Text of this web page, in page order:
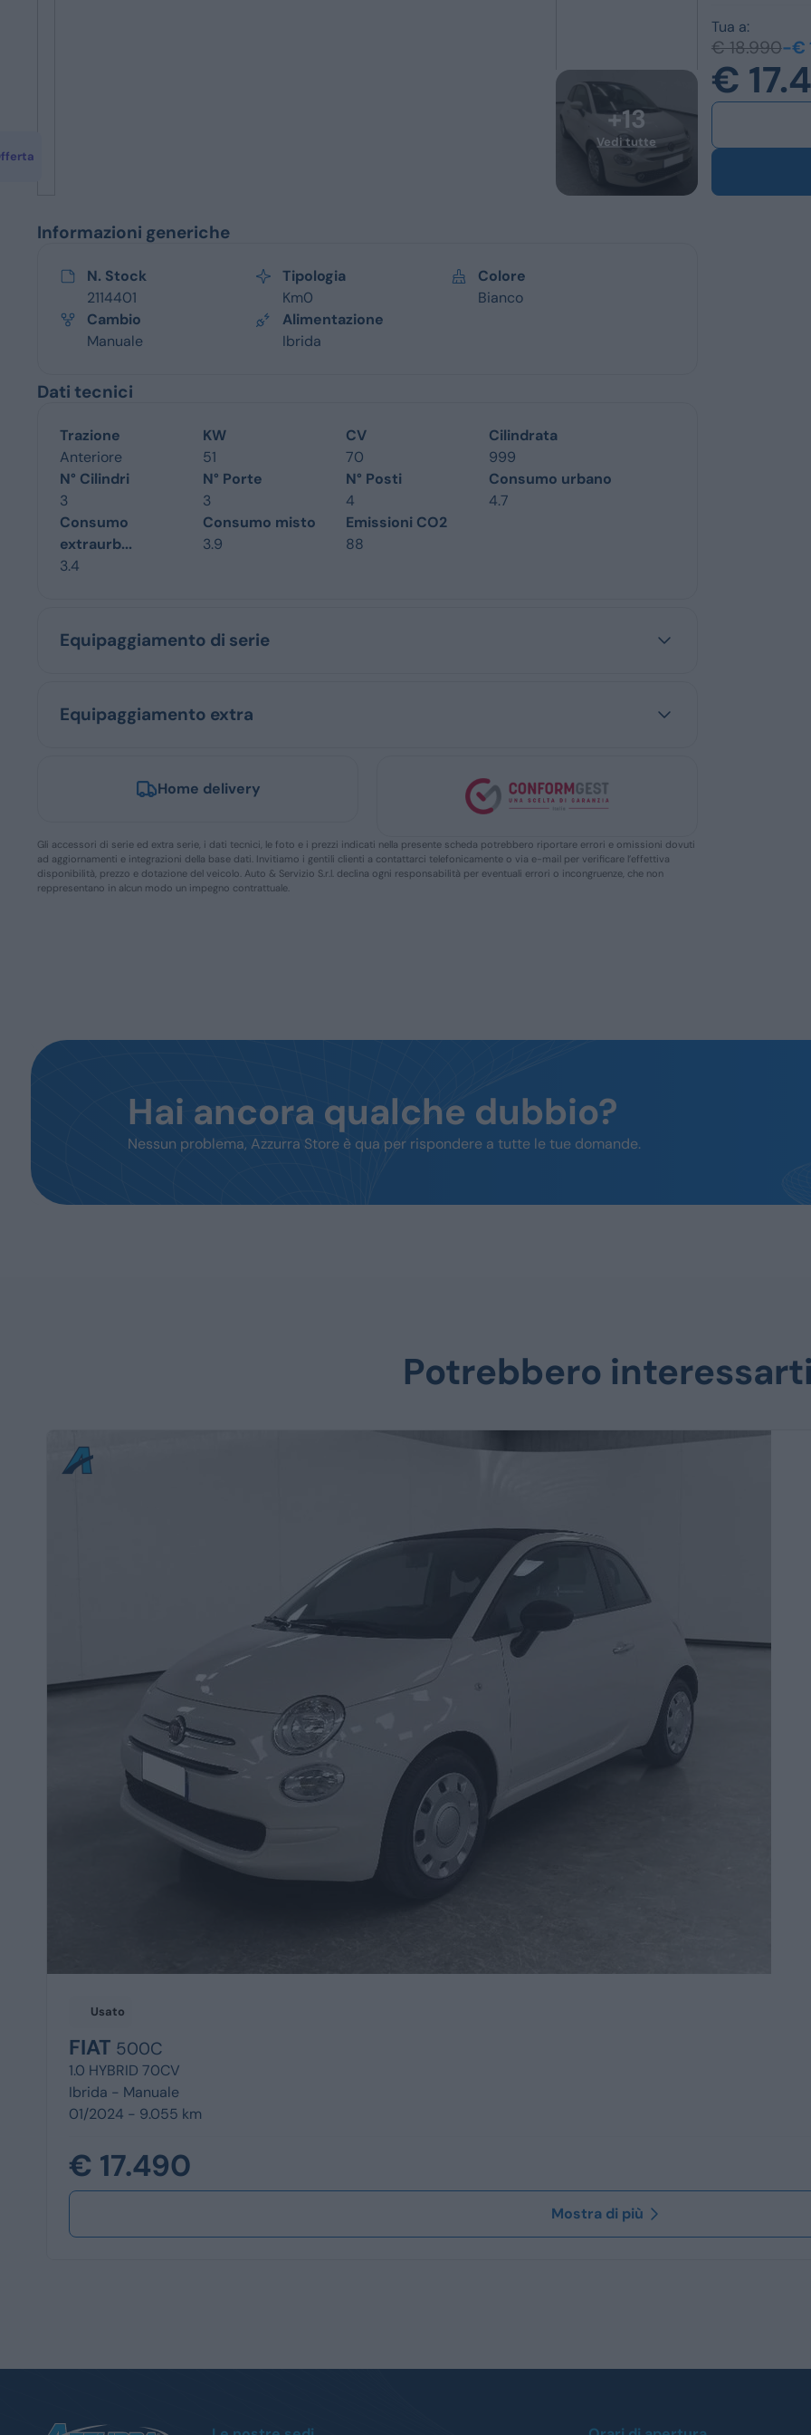
Vedi tutti i marchi
Km 0
Veicoli
Tua a:
€ 18.990-€
€
Informazioni generiche
N. Stock
2114401
Tipologia
Km0
Colore
Bianco
Cambio
Manuale
Alimentazione
Ibrida
Dati tecnici
Trazione
Anteriore
KW
51
CV
70
Cilindrata
999
N° Cilindri
3
N° Porte
3
N° Posti
4
Consumo urbano
4.7
Consumo
extraurb...
3.4
Consumo misto
3.9
Emissioni CO2
88
Equipaggiamento di serie
Equipaggiamento extra
Home delivery
Gli accessori di serie ed extra serie, i dati tecnici, le foto e i prezzi indicati nella presente scheda potrebbero riportare errori e omissioni dovuti
ad aggiornamenti e integrazioni della base dati. Invitiamo i gentili clienti a contattarci telefonicamente o via e-mail per verificare l’effettiva
disponibilità, prezzo e dotazione del veicolo. Auto & Servizio S.r.l. declina ogni responsabilità per eventuali errori o incongruenze, che non
reppresentano in alcun modo un impegno contrattuale.
Hai ancora qualche dubbio?
Nessun problema, Azzurra Store è qua per rispondere a tutte le tue domande.
Potrebbero
Usato
FIAT 500C
1.0 HYBRID 70CV
Ibrida - Manuale
01/2024 - 9.055 km
€ 17.490
Mostra di più